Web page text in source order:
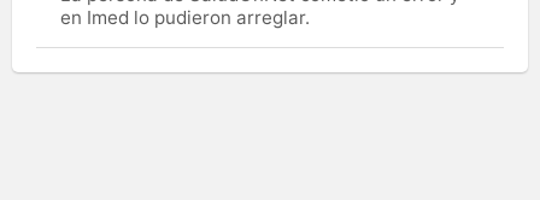
en Imed lo pudieron arreglar.